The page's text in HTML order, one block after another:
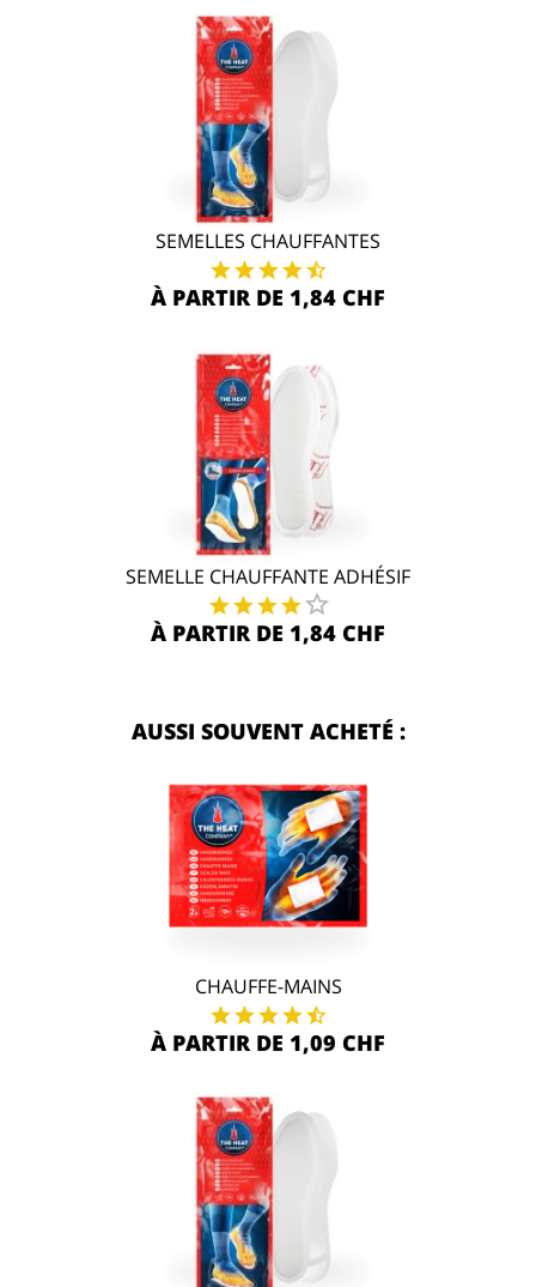
SEMELLES CHAUFFANTES
À PARTIR DE 1,84 CHF
SEMELLE CHAUFFANTE ADHÉSIF
À PARTIR DE 1,84 CHF
AUSSI SOUVENT ACHETÉ :
CHAUFFE-MAINS
À PARTIR DE 1,09 CHF